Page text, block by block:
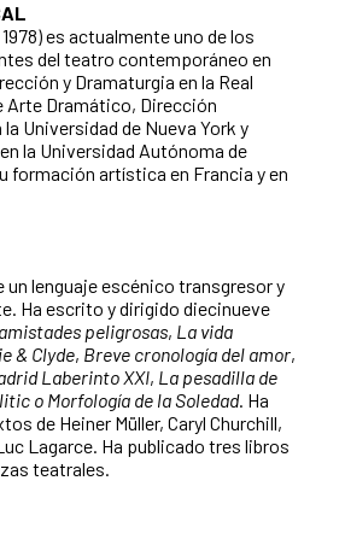
es actualmente uno de los
del teatro contemporáneo en
y Dramaturgia en la Real
Arte Dramático, Dirección
Universidad de Nueva York y
la Universidad Autónoma de
formación artística en Francia y en
un lenguaje escénico transgresor y
Ha escrito y dirigido diecinueve
peligrosas, La vida
& Clyde, Breve cronología del amor,
Laberinto XXI, La pesadilla de
o Morfología de la Soledad. Ha
de Heiner Müller, Caryl Churchill,
Lagarce. Ha publicado tres libros
teatrales.